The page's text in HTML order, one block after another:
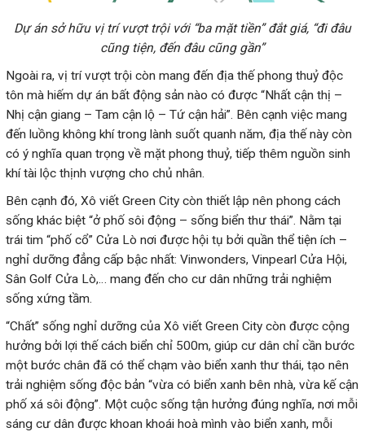
Dự án sở hữu vị trí vượt trội với “ba mặt tiền” đắt giá, “đi đâu
cũng tiện, đến đâu cũng gần”
tôn mà hiếm dự án bất động sản nào có được “Nhất cận thị –
Nhị cận giang – Tam cận lộ – Tứ cận hải”. Bên cạnh việc mang
đến luồng không khí trong lành suốt quanh năm, địa thế này còn
có ý nghĩa quan trọng về mặt phong thuỷ, tiếp thêm nguồn sinh
khí tài lộc thịnh vượng cho chủ nhân.
Bên cạnh đó, Xô viết Green City còn thiết lập nên phong cách
sống khác biệt “ở phố sôi động – sống biển thư thái”. Nằm tại
trái tim “phố cổ” Cửa Lò nơi được hội tụ bởi quần thể tiện ích –
nghỉ dưỡng đẳng cấp bậc nhất: Vinwonders, Vinpearl Cửa Hội,
Sân Golf Cửa Lò,… mang đến cho cư dân những trải nghiệm
“‏Chất” sống nghỉ dưỡng của Xô viết Green City còn được cộng
hưởng bởi lợi thế cách biển chỉ 500m, giúp cư dân chỉ cần bước
một bước chân đã có thể chạm vào biển xanh thư thái, tạo nên
trải nghiệm sống độc bản “vừa có biển xanh bên nhà, vừa kế cận
phố xá sôi động”. Một cuộc sống tận hưởng đúng nghĩa, nơi mỗi
sáng cư dân được khoan khoái hoà mình vào biển xanh, mỗi